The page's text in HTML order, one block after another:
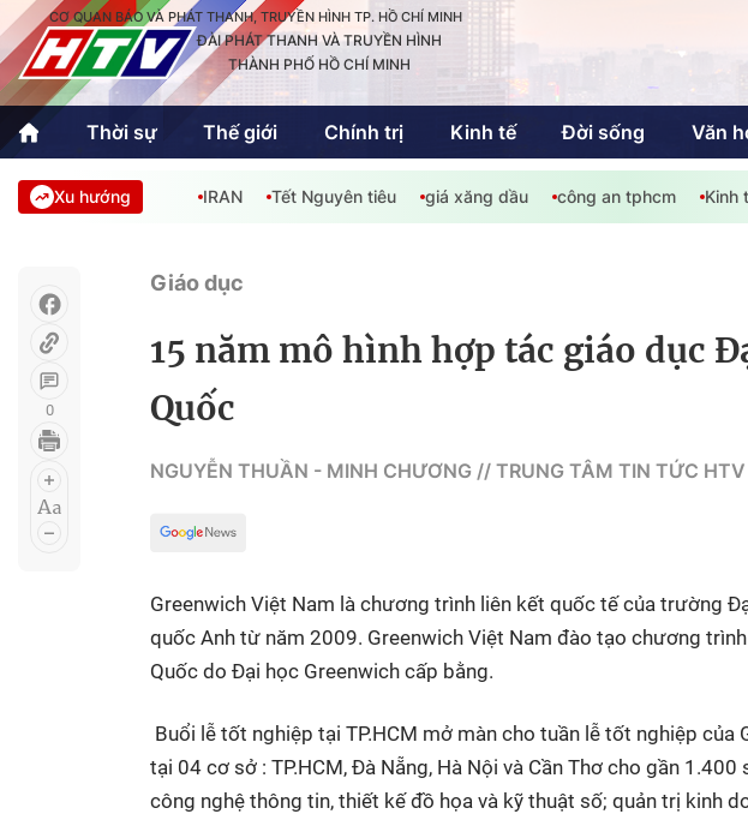
CƠ QUAN BÁO VÀ PHÁT THANH, TRUYỀN HÌNH TP. HỒ CHÍ MINH
ĐÀI PHÁT THANH VÀ TRUYỀN HÌNH
THÀNH PHỐ HỒ CHÍ MINH
Thời sự Thế giới Chính trị Kinh tế Đời sống Văn
Thời sự
Thể thao
Quốc tế
Văn hóa - Giải trí
Giáo dục
An Sinh
Công nghệ Phóng sự Khán giả
Không gian văn hóa
Hồ Chí Minh
Chuyển đổi số
Thành phố không
ngủ
Chậm
Bé xem gì
Mái ấm gia đình
Việt
Phim
Phim tài liệu
Xu hướng IRAN Tết Nguyên tiêu giá xăng dầu công an tphcm Kinh
0
Giáo dục
15 năm mô hình hợp tác giáo dục
Quốc
NGUYỄN THUẦN - MINH CHƯƠNG // TRUNG TÂM TIN TỨC HTV
Greenwich Việt Nam là chương trình liên kết quốc tế của trường
quốc Anh từ năm 2009. Greenwich Việt Nam đào tạo chương
Quốc do Đại học Greenwich cấp bằng.
Buổi lễ tốt nghiệp tại TP.HCM mở màn cho tuần lễ tốt nghiệp
tại 04 cơ sở : TP.HCM, Đà Nẵng, Hà Nội và Cần Thơ cho gần
công nghệ thông tin, thiết kế đồ họa và kỹ thuật số; quản trị kinh